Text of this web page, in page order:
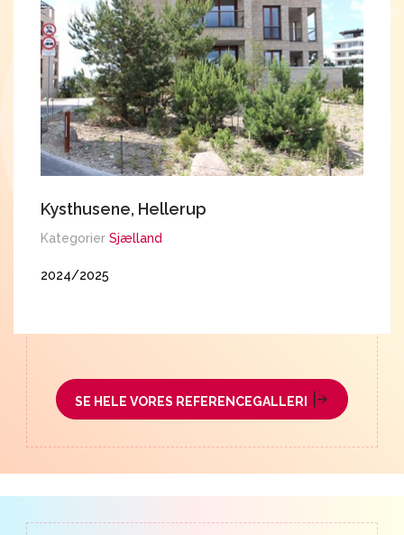
Kysthusene, Hellerup
Kategorier Sjælland
2024/2025
SE HELE VORES REFERENCEGALLERI